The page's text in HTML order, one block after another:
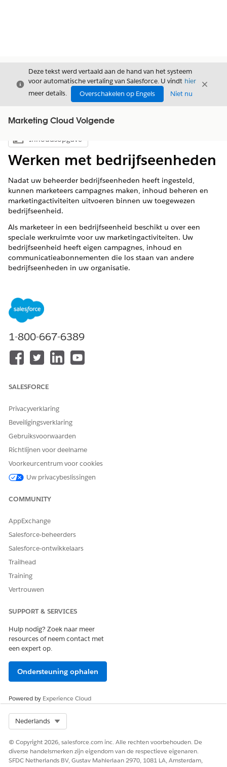
Sluiten
Deze tekst werd vertaald aan de hand van het systeem
voor automatische vertaling van Salesforce. U vindt hier
meer details.
Overschakelen op Engels Niet nu
Sluiten
Marketing Cloud Volgende
Inhoudsopgave weergeven
Inhoudsopgave
Werken met bedrijfseenheden
Nadat uw beheerder bedrijfseenheden heeft ingesteld,
kunnen marketeers campagnes maken, inhoud beheren en
marketingactiviteiten uitvoeren binnen uw toegewezen
bedrijfseenheid.
Als marketeer in een bedrijfseenheid beschikt u over een
speciale werkruimte voor uw marketingactiviteiten. Uw
bedrijfseenheid heeft eigen campagnes, inhoud en
communicatieabonnementen die los staan van andere
bedrijfseenheden in uw organisatie.
Campagnes maken en beheren: Stel campagnes samen
die specifiek zijn voor uw doelgroep en doelen. Voor uw
campagnes kunt u alleen segmenten selecteren uit de
gegevensruimte van die bedrijfseenheid en alleen
inhoudsactiva uit de inhoudswerkruimten die aan die
bedrijfseenheid zijn toegewezen.
Werken met inhoud: Gebruik CMS-werkruimten om
marketingactiviteiten.
goed presterende inhoud uit uw bedrijfseenheid en post
deze naar gemeenschappelijke activa zodat andere leden
van de bedrijfseenheid deze kunnen gebruiken.
Communicatieabonnementen beheren: Wijs
communicatieabonnementen toe om te bepalen hoe
individuen in uw bedrijfseenheid marketingberichten
Wanneer u een campagne maakt, moet u ook een
worden gerelateerd.
Werken met CMS-werkruimten in bedrijfseenheden
Wanneer u inhoud maakt, ordent en deelt in een
marketing CMS-werkruimte, moet u rekening houden met
Post inhoud naar gemeenschappelijke activa en leden van
andere bedrijfseenheden kunnen die inhoud kopiëren
naar hun eigen werkruimte.
Een communicatieabonnement toewijzen aan
bedrijfseenheden
dit toewijzen aan één bedrijfseenheid of aan alle
toegewezen aan alle bedrijfseenheden. De toewijzing van
bedrijfseenheden van een abonnement bepaalt welke
kanalen eraan kunnen worden toegevoegd en in welke
bedrijfseenheden het kan worden gebruikt.
1-800-667-6389
SALESFORCE
Privacyverklaring
Beveiligingsverklaring
Gebruiksvoorwaarden
Richtlijnen voor deelname
Voorkeurcentrum voor cookies
Uw privacybeslissingen
COMMUNITY
AppExchange
Salesforce-beheerders
Salesforce-ontwikkelaars
Trailhead
Training
Vertrouwen
SUPPORT & SERVICES
Hulp nodig? Zoek naar meer
resources of neem contact met
een expert op.
Ondersteuning ophalen
Powered by Experience Cloud
Nederlands
© Copyright 2026, salesforce.com inc. Alle rechten voorbehouden. De
diverse handelsmerken zijn eigendom van de respectieve eigenaren.
SFDC Netherlands BV, Gustav Mahlerlaan 2970, 1081 LA, Amsterdam,